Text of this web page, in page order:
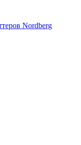
Nordberg